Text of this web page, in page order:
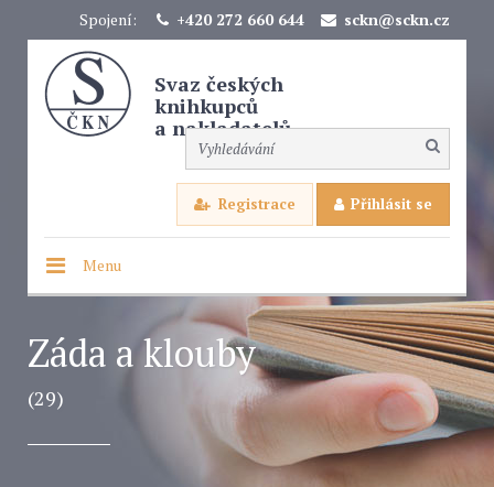
Spojení: +420 272 660 644 sckn@sckn.cz
Svaz českých
knihkupců
a nakladatelů
Registrace Přihlásit se
Menu
Záda a klouby
(29)